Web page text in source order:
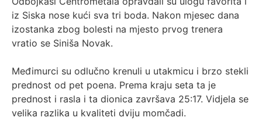
iz Siska nose kući sva tri boda. Nakon mjesec dana
izostanka zbog bolesti na mjesto prvog trenera
vratio se Siniša Novak.
Međimurci su odlučno krenuli u utakmicu i brzo stekli
prednost od pet poena. Prema kraju seta ta je
prednost i rasla i ta dionica završava 25:17. Vidjela se
velika razlika u kvaliteti dviju momčadi.